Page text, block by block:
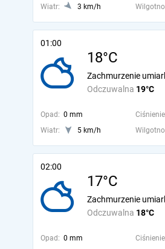
Wiatr:
3 km/h
01:00
18°C
Odczuwalna 19°C
Zachmurzenie
Opad: 0 mm
Wiatr:
5 km/h
02:00
17°C
Odczuwalna 18°C
Zachmurzenie
Opad: 0 mm